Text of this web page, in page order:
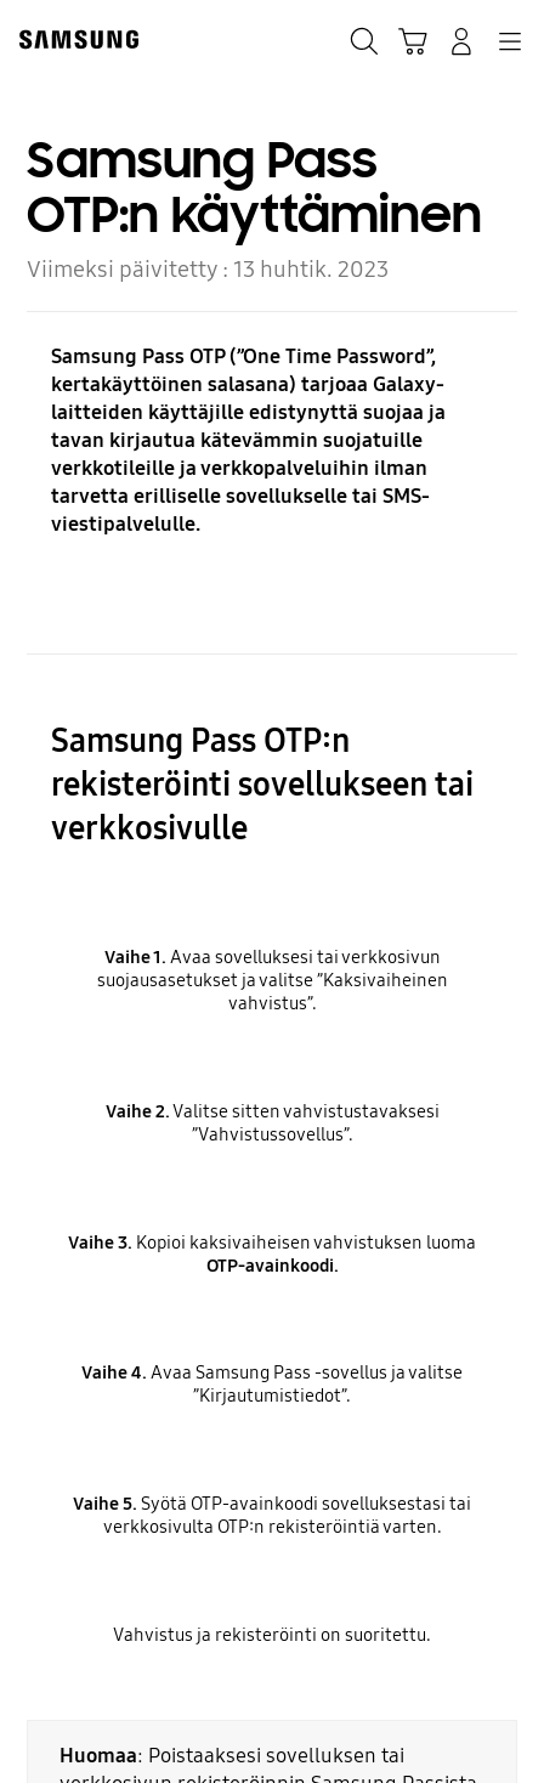
content
Samsung Pass
OTP:n käyttäminen
Viimeksi päivitetty : 13 huhtik. 2023
Samsung Pass OTP (”One Time Password”,
kertakäyttöinen salasana) tarjoaa Galaxy-
laitteiden käyttäjille edistynyttä suojaa ja
tavan kirjautua kätevämmin suojatuille
verkkotileille ja verkkopalveluihin ilman
tarvetta erilliselle sovellukselle taiSMS-
viestipalvelulle.
Samsung Pass OTP:n
rekisteröinti sovellukseen tai
verkkosivulle
Vaihe 1. Avaa sovelluksesi tai verkkosivun
suojausasetukset ja valitse ”Kaksivaiheinen
vahvistus”.
Vaihe 2.Valitse sitten vahvistustavaksesi
”Vahvistussovellus”.
Vaihe 3. Kopioi kaksivaiheisen vahvistuksen luoma
OTP-avainkoodi.
Vaihe 4. Avaa Samsung Pass -sovellus ja valitse
”Kirjautumistiedot”.
Vaihe 5. Syötä OTP-avainkoodi sovelluksestasi tai
verkkosivulta OTP:n rekisteröintiä varten.
Vahvistus ja rekisteröinti on suoritettu.
Huomaa: Poistaaksesi sovelluksen tai